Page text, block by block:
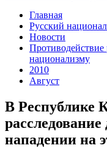
Главная
Русский
Новости
Противодействие
национализму
2010
Август
В Республике
нападении на